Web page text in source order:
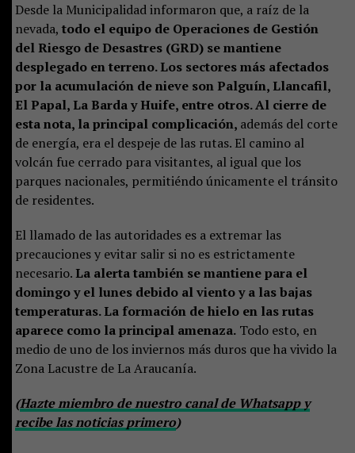
Desde la Municipalidad informaron que, a raíz de la
nevada, todo el equipo de Operaciones de Gestión
del Riesgo de Desastres (GRD) se mantiene
desplegado en terreno. Los sectores más afectados
por la acumulación de nieve son Palguín, Llancafil,
El Papal, La Barda y Huife, entre otros. Al cierre de
esta nota, la principal complicación, además del corte
de energía, era el despeje de las rutas. El camino al
volcán fue cerrado para visitantes, al igual que los
parques nacionales, permitiéndo únicamente el tránsito
de residentes.
El llamado de las autoridades es a extremar las
precauciones y evitar salir si no es estrictamente
necesario. La alerta también se mantiene para el
domingo y el lunes debido al viento y a las bajas
temperaturas. La formación de hielo en las rutas
aparece como la principal amenaza.Todo esto, en
medio de uno de los inviernos más duros que ha vivido la
Zona Lacustre de La Araucanía.
(Hazte miembro de nuestro canal de Whatsapp y
recibe las noticias primero)